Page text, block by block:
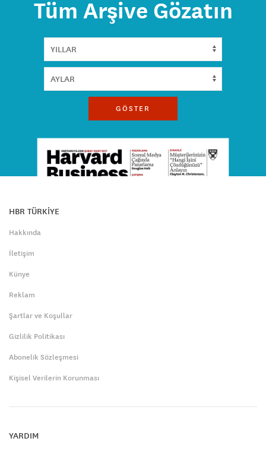
Tüm Arşive Gözatın
GÖSTER
HBR TÜRKİYE
Hakkında
İletişim
Künye
Reklam
Şartlar ve Koşullar
Gizlilik Politikası
Abonelik Sözleşmesi
Kişisel Verilerin Korunması
YARDIM